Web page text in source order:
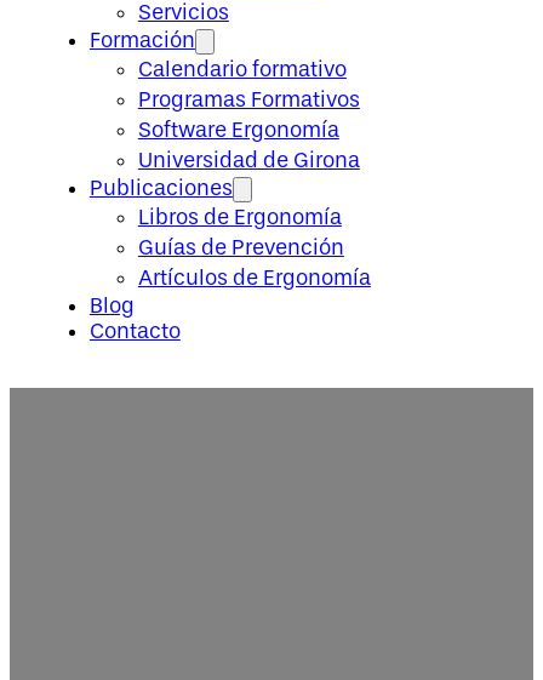
Servicios
Formación
Calendario formativo
Programas Formativos
Software Ergonomía
Universidad de Girona
Publicaciones
Libros de Ergonomía
Guías de Prevención
Artículos de Ergonomía
Blog
Contacto